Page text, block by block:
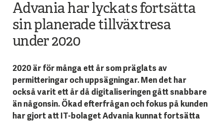
Advania har lyckats fortsätta
sin planerade tillväxtresa
under 2020
2020 är för många ett år som präglats av
permitteringar och uppsägningar. Men det har
också varit ett år då digitaliseringen gått snabbare
än någonsin. Ökad efterfrågan och fokus på kunden
har gjort att IT-bolaget Advania kunnat fortsätta